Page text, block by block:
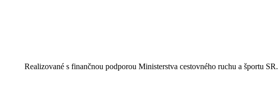
Realizované s finančnou podporou Ministerstva cestovného ruchu a športu SR.